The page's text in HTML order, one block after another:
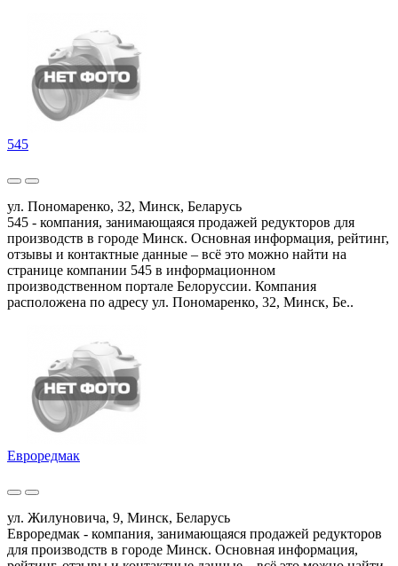
545
ул. Пономаренко, 32, Минск, Беларусь
545 - компания, занимающаяся продажей редукторов для
производств в городе Минск. Основная информация, рейтинг,
отзывы и контактные данные – всё это можно найти на
странице компании 545 в информационном
производственном портале Белоруссии. Компания
расположена по адресу ул. Пономаренко, 32, Минск, Бе..
Евроредмак
ул. Жилуновича, 9, Минск, Беларусь
Евроредмак - компания, занимающаяся продажей редукторов
для производств в городе Минск. Основная информация,